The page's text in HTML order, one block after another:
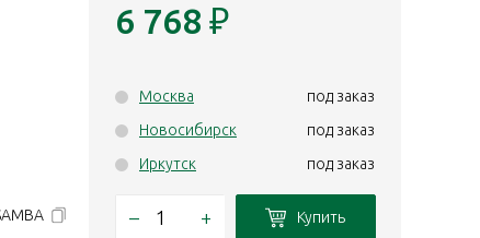
6 768 ₽
Москва
под заказ
Новосибирск
под заказ
Иркутск
под заказ
– + Купить